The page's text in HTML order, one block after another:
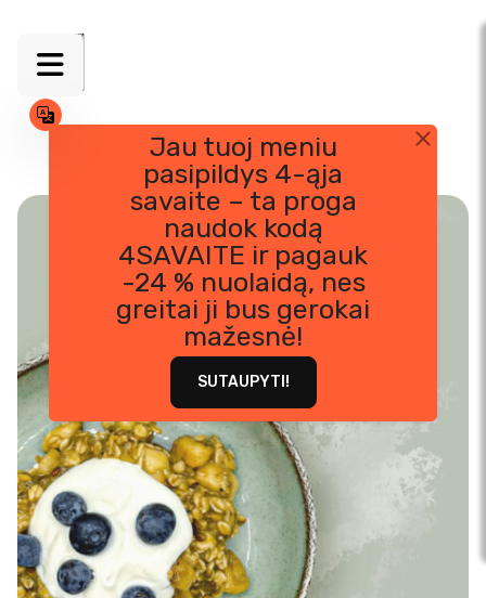
Jau tuoj meniu
pasipildys 4-ąja
savaite – ta proga
naudok kodą
4SAVAITE ir pagauk
-24 % nuolaidą, nes
greitai ji bus gerokai
mažesnė!
SUTAUPYTI!